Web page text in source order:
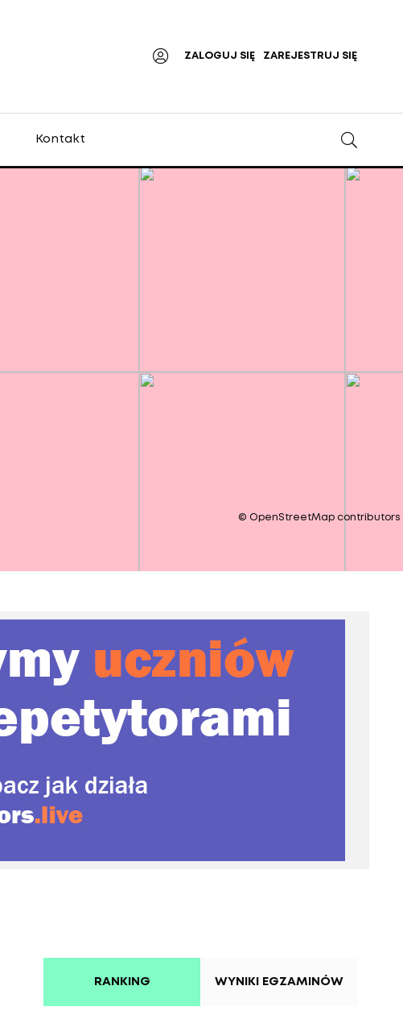
ZALOGUJ SIĘ ZAREJESTRUJ SIĘ
Kontakt
© OpenStreetMap contributors
RANKING WYNIKI EGZAMINÓW